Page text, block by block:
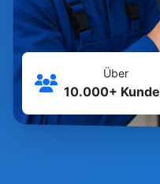
Über
10.000+